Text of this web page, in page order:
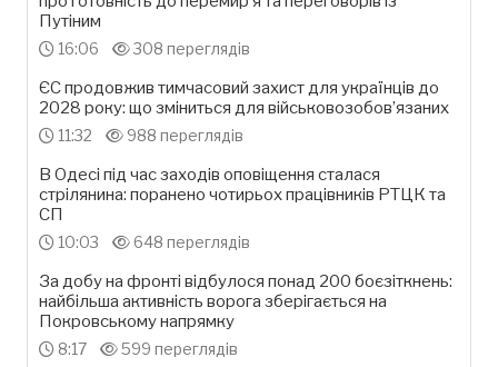
Путіним
16:06 308 переглядів
ЄС продовжив тимчасовий захист для українців до
2028 року: що зміниться для військовозобов’язаних
11:32 988 переглядів
В Одесі під час заходів оповіщення сталася
стрілянина: поранено чотирьох працівників РТЦК та
СП
10:03 648 переглядів
За добу на фронті відбулося понад 200 боєзіткнень:
найбільша активність ворога зберігається на
Покровському напрямку
8:17 599 переглядів